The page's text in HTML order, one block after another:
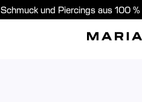
Schmuck und Piercings aus 100